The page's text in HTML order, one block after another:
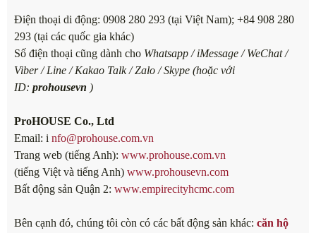
Điện thoại di động: 0908 280 293 (tại Việt Nam); +84 908 280
293 (tại các quốc gia khác)
Số điện thoại cũng dành cho Whatsapp / iMessage / WeChat /
Viber / Line / Kakao Talk / Zalo / Skype (hoặc với
ID: prohousevn )
ProHOUSE Co., Ltd
Email: i nfo@prohouse.com.vn
Trang web (tiếng Anh): www.prohouse.com.vn
(tiếng Việt và tiếng Anh) www.prohousevn.com
Bất động sản Quận 2: www.empirecityhcmc.com
Bên cạnh đó, chúng tôi còn có các bất động sản khác: căn hộ